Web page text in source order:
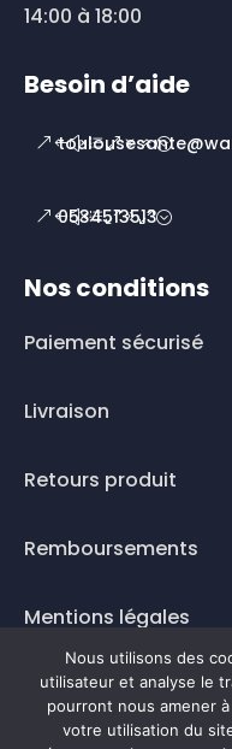
14:00 à 18:00
Besoin d’aide
0534513513
Nos conditions
Paiement sécurisé
Livraison
Retours produit
Remboursements
Mentions légales
Questions
Mode de
Nous utilisons des
utilisateur et analyse le
pourront nous amener
votre utilisation du